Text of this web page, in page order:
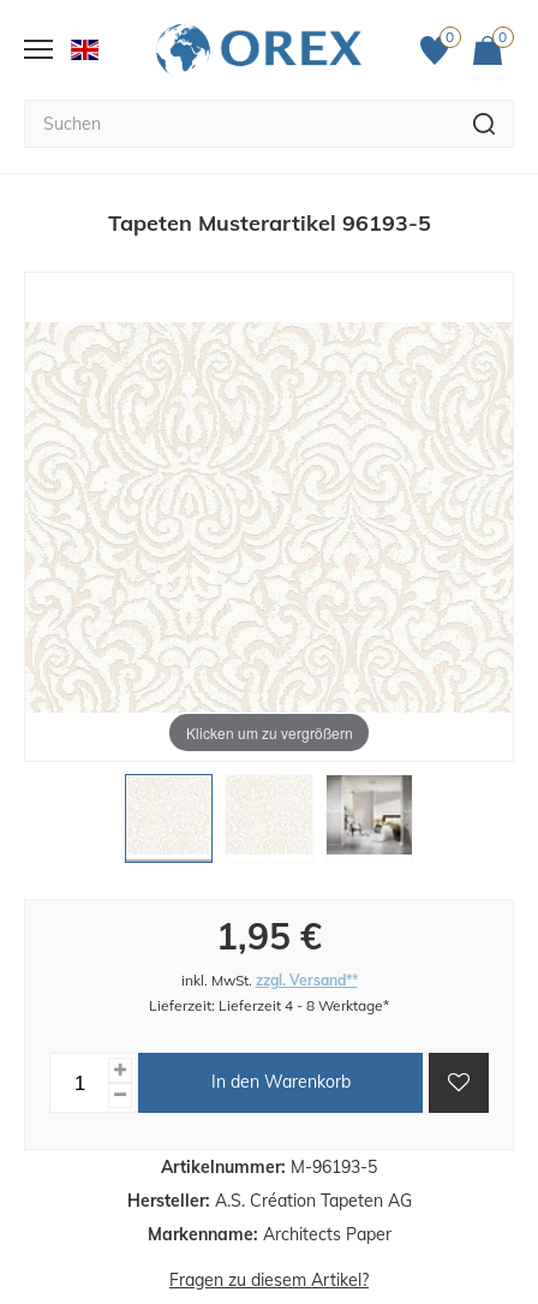
0 0
Tapeten Musterartikel 96193-5
Klicken um zu vergrößern
Artikelnummer: M-96193-5
Hersteller: A.S. Création Tapeten AG
Markenname: Architects Paper
1,95 €
inkl. MwSt. zzgl. Versand**
Lieferzeit: Lieferzeit 4 - 8 Werktage*
In den Warenkorb
Fragen zu diesem Artikel?